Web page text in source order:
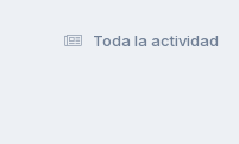
Toda la actividad